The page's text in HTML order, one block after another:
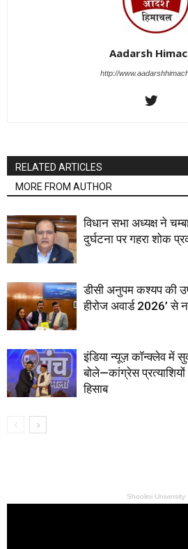
Aadarsh
http://
RELATED ARTICLES
MORE FROM AUTHOR
विधान सभा अध्यक्ष ने
दुर्घटना पर गहरा शोक
डीसी अनुपम कश्यप की
हीरोज अवार्ड 2026’ से
इंडिया न्यूज़ कॉन्क्लेव में
बोले—कांग्रेस प्रत्याशियों
हिसाब
Shoolini University